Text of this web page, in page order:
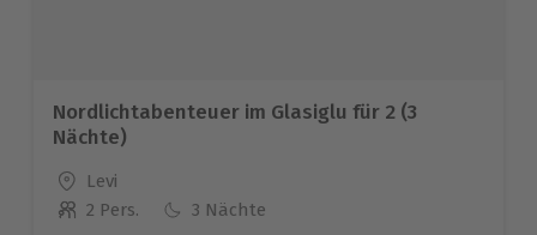
Nordlichtabenteuer im Glasiglu für 2 (3
Nächte)
Standort
Levi
Anzahl der Teilnehmer
2 Pers. 3 Nächte